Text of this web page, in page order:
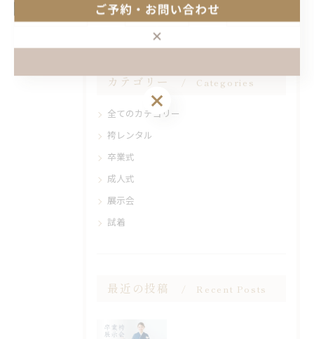
一覧に戻る
カテゴリー Categories
全てのカテゴリー
袴レンタル
卒業式
成人式
展示会
試着
最近の投稿 Recent Posts